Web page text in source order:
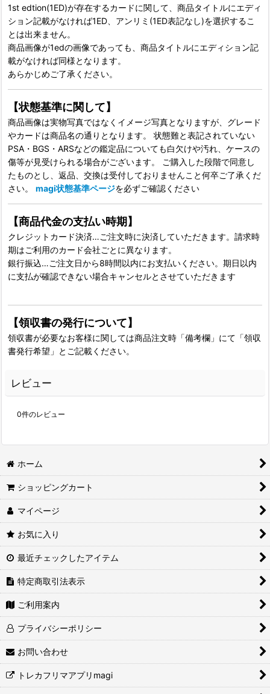
1st edtion(1ED)が存在するカードに関して、商品タイトルにエディ
ション記載がなければ1ED、アンリミ(1ED表記なし)を選択するこ
とは出来ません。
商品画像が1edの画像であっても、商品タイトルにエディション記
載がなければ同様となります。
あらかじめご了承ください。
【状態基準に関して】
商品画像は実物写真ではなくイメージ写真となりますが、グレード
やカードは商品名の通りとなります。 状態難と表記されていない
PSA・BGS・ARSなどの鑑定品についても白欠けや汚れ、ケースの
傷等が見受けられる場合がございます。 ご購入した段階で同意し
たものとし、返品、交換は受付しておりませんこと何卒ご了承くだ
さい。 magi状態基準ページを必ずご確認ください
【商品代金の支払い時期】
クレジットカード決済…ご注文時に決済していただきます。請求時
期はご利用のカード会社ごとに異なります。
銀行振込…ご注文日から8時間以内にお支払いください。期日以内
に支払が確認できない場合キャンセルとさせていただきます
【領収書の発行について】
領収書が必要なお客様に関しては商品注文時「備考欄」にて「領収
書発行希望」とご記載ください。
レビュー
0件のレビュー
ホーム
ショッピングカート
マイページ
お気に入り
最近チェックしたアイテム
特定商取引法表示
ご利用案内
プライバシーポリシー
お問い合わせ
トレカフリマアプリmagi